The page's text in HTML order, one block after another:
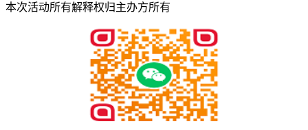
本次活动所有解释权归主办方所有